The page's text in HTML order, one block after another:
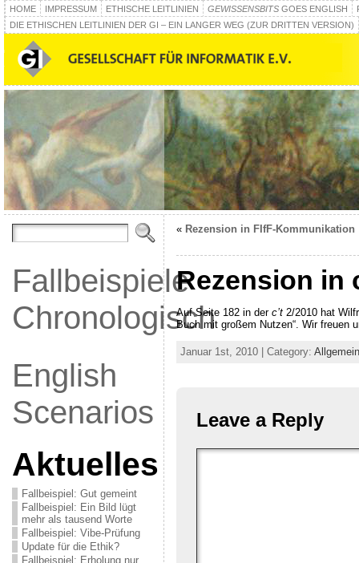
HOME IMPRESSUM ETHISCHE LEITLINIEN GEWISSENSBITSGOES ENGLISH
DIE ETHISCHEN LEITLINIEN DER GI – EIN LANGER WEG (ZUR DRITTEN VERSION)
Fallbeispiele
Chronologisch
English
Scenarios
Aktuelles
Fallbeispiel: Gut gemeint
Fallbeispiel: Ein Bild lügt
mehr als tausend Worte
Fallbeispiel: Vibe-Prüfung
Update für die Ethik?
Fallbeispiel: Erholung nur
« Rezension in FIfF-Kommunikation
Rezension in
Auf Seite 182 in der c’t2/2010 hat
Buch mit großem Nutzen“. Wir freuen
Januar 1st, 2010 | Category: Allgemein
Leave a Reply